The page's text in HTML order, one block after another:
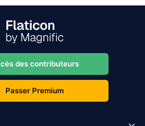
des contributeurs
Passer Premium